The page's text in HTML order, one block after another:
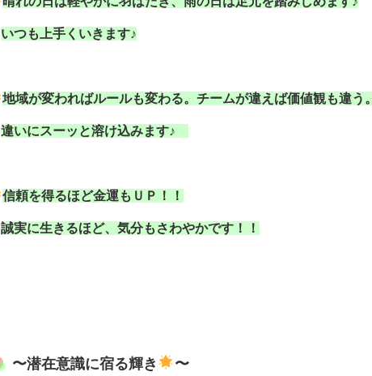
いつも上手くいきます♪
地域が変わればルールも変わる。チームが違えば価値観も違う。
違いにスーッと溶け込みます♪
信頼を得るほど金運もＵＰ！！
誠実に生きるほど、気分もさわやかです！！
〜潜在意識に宿る輝き 〜